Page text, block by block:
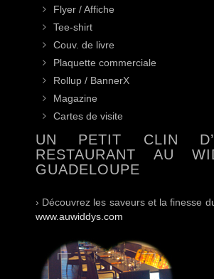
Flyer / Affiche
Tee-shirt
Couv. de livre
Plaquette commerciale
Rollup / BannerX
Magazine
Cartes de visite
UN PETIT CLIN
RESTAURANT AU
GUADELOUPE
› Découvrez les saveurs et la finesse
www.auwiddys.com